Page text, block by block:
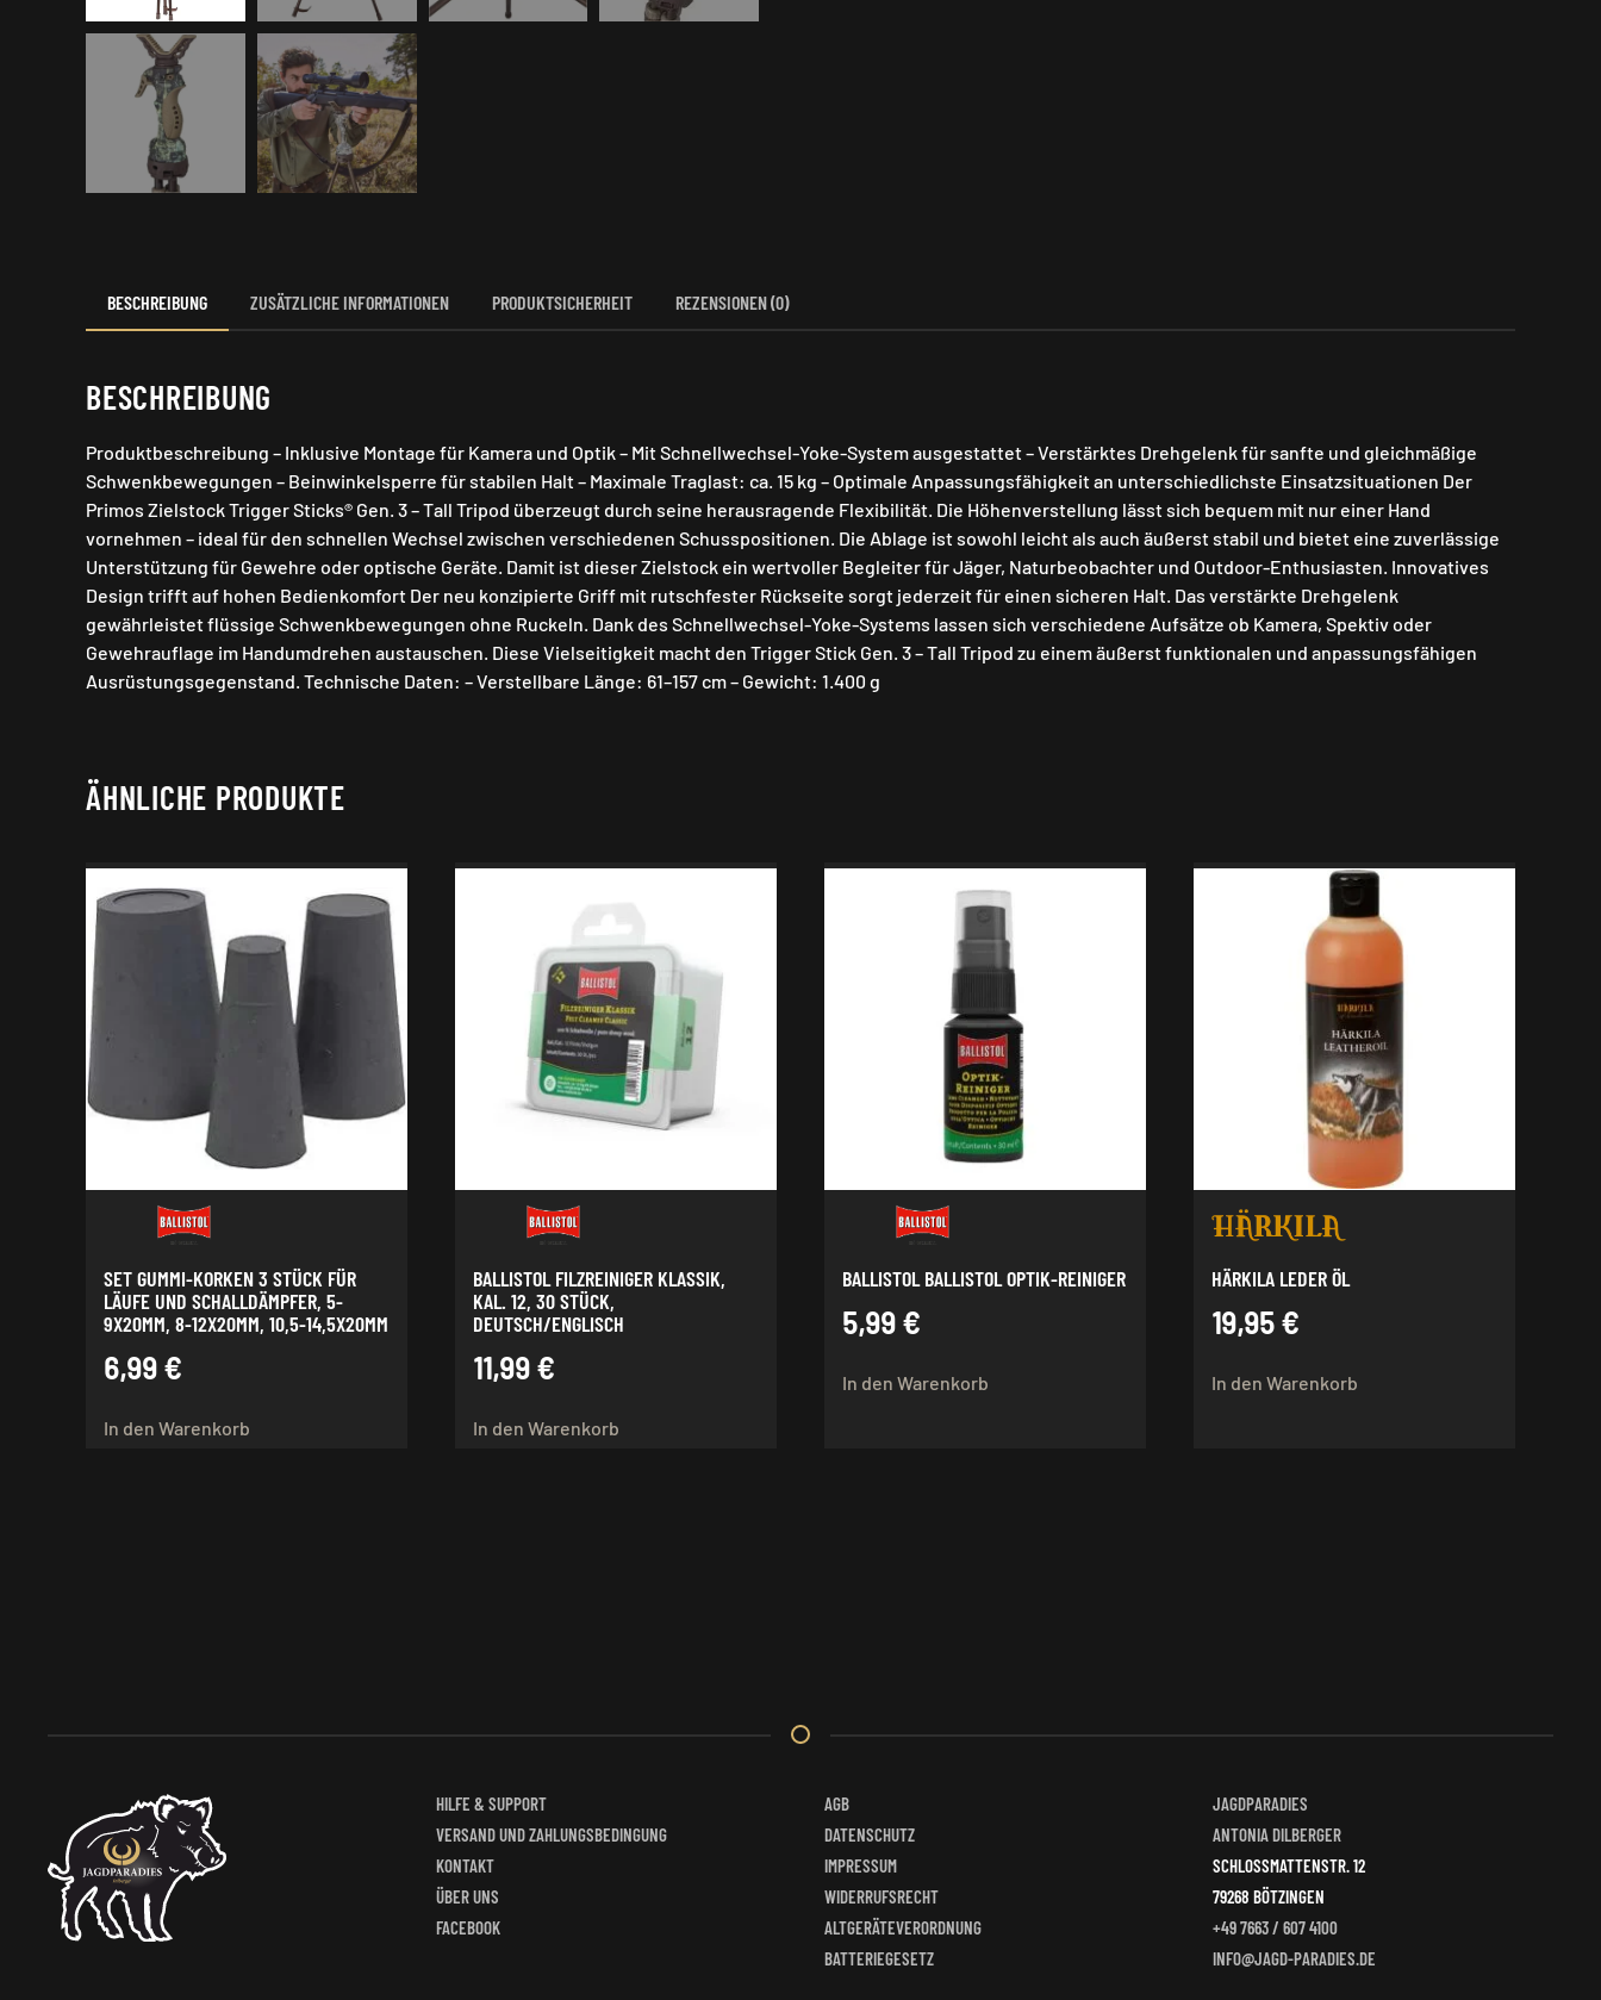
BESCHREIBUNG ZUSÄTZLICHE INFORMATIONEN PRODUKTSICHERHEIT REZENSIONEN (0)
BESCHREIBUNG
Produktbeschreibung – Inklusive Montage für Kamera und Optik – Mit Schnellwechsel-Yoke-System ausgestattet – Verstärktes Drehgelenk für sanfte und gleichmäßige
Schwenkbewegungen – Beinwinkelsperre für stabilen Halt – Maximale Traglast: ca. 15 kg – Optimale Anpassungsfähigkeit an unterschiedlichste Einsatzsituationen Der
Primos Zielstock Trigger Sticks® Gen. 3 – Tall Tripod überzeugt durch seine herausragende Flexibilität. Die Höhenverstellung lässt sich bequem mit nur einer Hand
vornehmen – ideal für den schnellen Wechsel zwischen verschiedenen Schusspositionen. Die Ablage ist sowohl leicht als auch äußerst stabil und bietet eine zuverlässige
Unterstützung für Gewehre oder optische Geräte. Damit ist dieser Zielstock ein wertvoller Begleiter für Jäger, Naturbeobachter und Outdoor-Enthusiasten. Innovatives
Design trifft auf hohen Bedienkomfort Der neu konzipierte Griff mit rutschfester Rückseite sorgt jederzeit für einen sicheren Halt. Das verstärkte Drehgelenk
gewährleistet flüssige Schwenkbewegungen ohne Ruckeln. Dank des Schnellwechsel-Yoke-Systems lassen sich verschiedene Aufsätze ob Kamera, Spektiv oder
Gewehrauflage im Handumdrehen austauschen. Diese Vielseitigkeit macht den Trigger Stick Gen. 3 – Tall Tripod zu einem äußerst funktionalen und anpassungsfähigen
Ausrüstungsgegenstand. Technische Daten: – Verstellbare Länge: 61–157 cm – Gewicht: 1.400 g
ÄHNLICHE PRODUKTE
SET GUMMI-KORKEN 3 STÜCK FÜR
LÄUFE UND SCHALLDÄMPFER, 5-
9X20MM, 8-12X20MM, 10,5-14,5X20MM
6,99 €
In den Warenkorb
BALLISTOL FILZREINIGER KLASSIK,
KAL. 12, 30 STÜCK,
DEUTSCH/ENGLISCH
11,99 €
In den Warenkorb
BALLISTOL BALLISTOL OPTIK-REINIGER
5,99 €
In den Warenkorb
HÄRKILA LEDER ÖL
19,95 €
In den Warenkorb
HILFE & SUPPORT
VERSAND UND ZAHLUNGSBEDINGUNG
KONTAKT
ÜBER UNS
FACEBOOK
AGB
DATENSCHUTZ
IMPRESSUM
WIDERRUFSRECHT
ALTGERÄTEVERORDNUNG
BATTERIEGESETZ
JAGDPARADIES
ANTONIA DILBERGER
SCHLOSSMATTENSTR. 12
79268 BÖTZINGEN
+49 7663 / 607 4100
INFO@JAGD-PARADIES.DE